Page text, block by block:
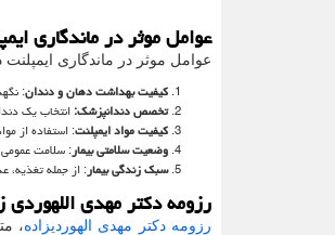
عوامل موثر در ماندگاری
عوامل موثر در ماندگاری ایمپلنت
کیفیت بهداشت دهان و دندان:
تخصص دندانپزشک:انتخاب یک
کیفیت مواد ایمپلنت: استفاده از
وضعیت سلامتی بیمار: سلامت
سبک زندگی بیمار: از جمله تغذیه،
رزومه دکتر مهدی اللهوردی
رزومه دکتر مهدی الهوردیزاده